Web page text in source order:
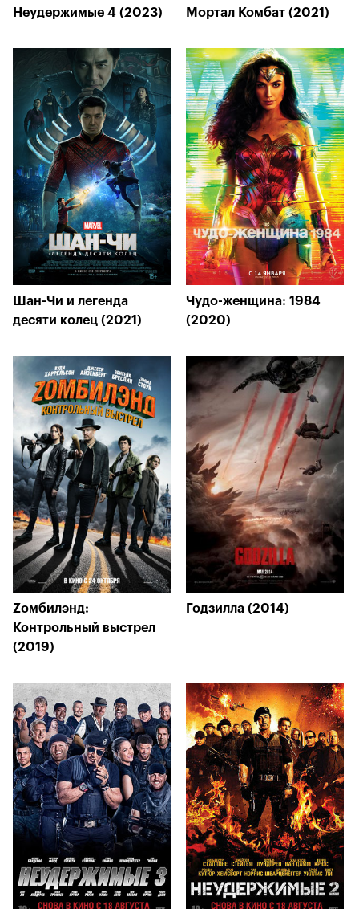
Неудержимые 4 (2023) Мортал Комбат (2021)
Шан-Чи и легенда
десяти колец (2021)
Чудо-женщина: 1984
(2020)
Zомбилэнд:
Контрольный выстрел
(2019)
Годзилла (2014)